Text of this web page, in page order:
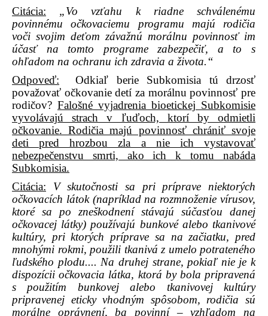
Citácia:
„Vo vzťahu k riadne schválenému
povinnému očkovaciemu programu majú rodičia
voči svojim deťom závažnú morálnu povinnosť im
účasť na tomto programe zabezpečiť, a to s
ohľadom na ochranu ich zdravia a života.“
Odpoveď:
Odkiaľ berie Subkomisia tú drzosť
považovať očkovanie detí za morálnu povinnosť pre
rodičov? Falošné vyjadrenia bioetickej Subkomisie
vyvolávajú strach v ľuďoch, ktorí by odmietli
očkovanie. Rodičia majú povinnosť chrániť svoje
deti pred hrozbou zla a nie ich vystavovať
nebezpečenstvu smrti, ako ich k tomu nabáda
Subkomisia.
Citácia:
V skutočnosti sa pri príprave niektorých
očkovacích látok (napríklad na rozmnoženie vírusov,
ktoré sa po zneškodnení stávajú súčasťou danej
očkovacej látky) používajú bunkové alebo tkanivové
kultúry, pri ktorých príprave sa na začiatku, pred
mnohými rokmi, použili tkanivá z umelo potrateného
ľudského plodu.... Na druhej strane, pokiaľ nie je k
dispozícii očkovacia látka, ktorá by bola pripravená
s použitím bunkovej alebo tkanivovej kultúry
pripravenej eticky vhodným spôsobom, rodičia sú
morálne oprávnení, ba povinní – vzhľadom na